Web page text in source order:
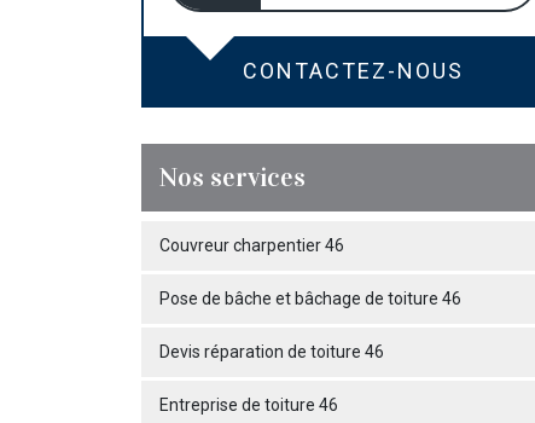
CONTACTEZ-NOUS
Nos services
Couvreur charpentier 46
Pose de bâche et bâchage de toiture 46
Devis réparation de toiture 46
Entreprise de toiture 46